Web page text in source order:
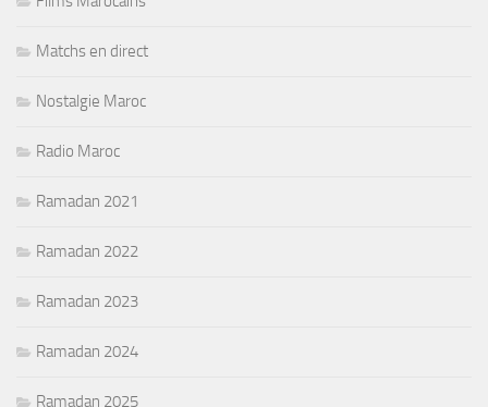
Matchs en direct
Nostalgie Maroc
Radio Maroc
Ramadan 2021
Ramadan 2022
Ramadan 2023
Ramadan 2024
Ramadan 2025